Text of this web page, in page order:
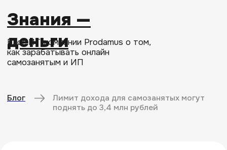
Блог ИТ-компании Prodamus о том,
как зарабатывать онлайн
самозанятым и ИП
Знания —
деньги